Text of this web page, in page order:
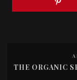
THE ORGANIC